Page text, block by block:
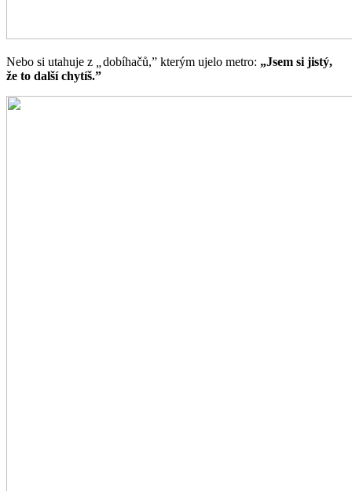
Nebo si utahuje z dobíhačů,” kterým ujelo metro: „Jsem si jistý,
že to další chytíš.”